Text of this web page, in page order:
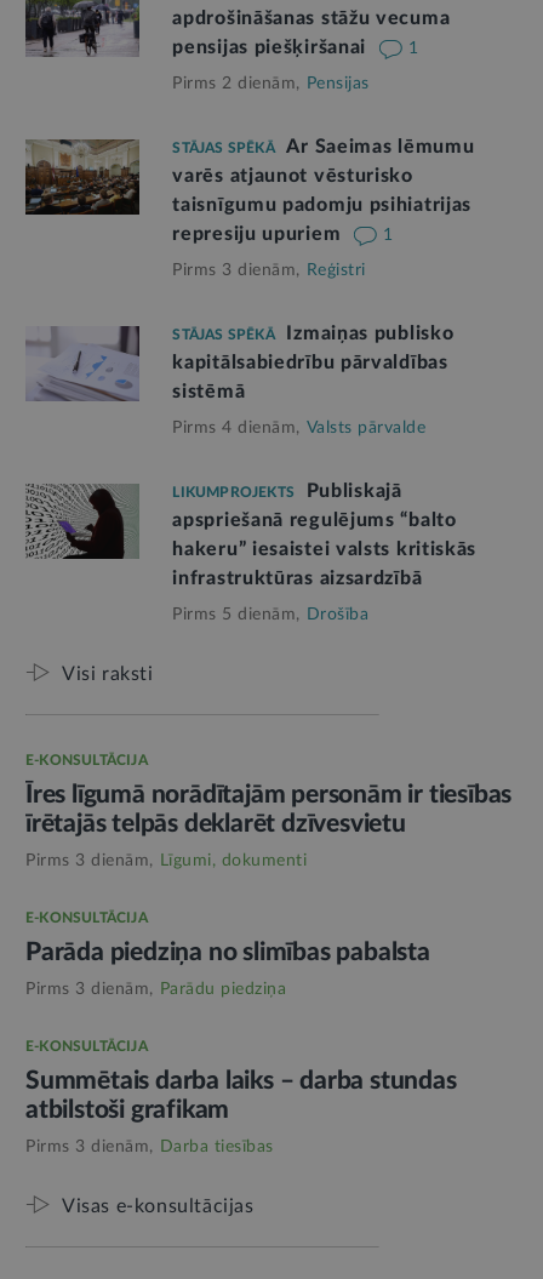
apdrošināšanas stāžu vecuma
pensijas piešķiršanai
1
Pirms 2 dienām, Pensijas
STĀJAS SPĒKĀ
Ar Saeimas lēmumu
varēs atjaunot vēsturisko
taisnīgumu padomju psihiatrijas
represiju upuriem
1
Pirms 3 dienām, Reģistri
STĀJAS SPĒKĀ
Izmaiņas publisko
kapitālsabiedrību pārvaldības
sistēmā
Pirms 4 dienām, Valsts pārvalde
LIKUMPROJEKTS
Publiskajā
apspriešanā regulējums “balto
hakeru” iesaistei valsts kritiskās
infrastruktūras aizsardzībā
Pirms 5 dienām, Drošība
Visi raksti
E-KONSULTĀCIJA
Īres līgumā norādītajām personām ir tiesības
īrētajās telpās deklarēt dzīvesvietu
Pirms 3 dienām, Līgumi, dokumenti
E-KONSULTĀCIJA
Parāda piedziņa no slimības pabalsta
Pirms 3 dienām, Parādu piedziņa
E-KONSULTĀCIJA
Summētais darba laiks – darba stundas
atbilstoši grafikam
Pirms 3 dienām, Darba tiesības
Visas e-konsultācijas